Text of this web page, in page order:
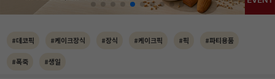
#데코픽 #케이크장식 #장식 #케이크픽 #픽 #파티용품
#폭죽 #생일